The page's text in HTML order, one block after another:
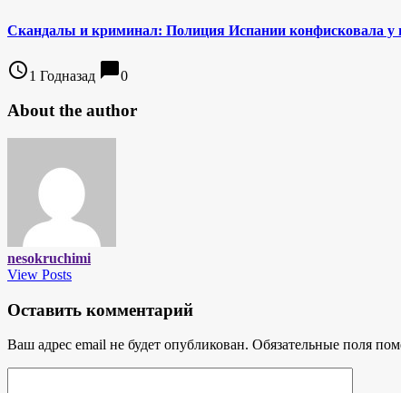
Скандалы и криминал: Полиция Испании конфисковала у
access_time1 Годназад chat_bubble0
About the author
nesokruchimi
View Posts
Оставить комментарий
Ваш адрес email не будет опубликован. Обязательные поля